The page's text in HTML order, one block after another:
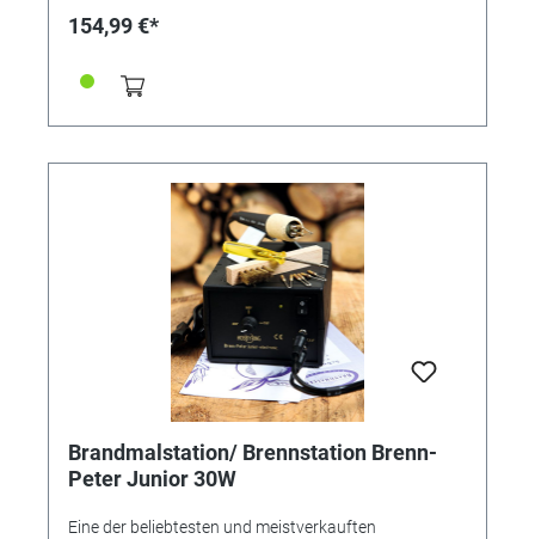
154,99 €*
Brandmalstation/ Brennstation Brenn-
Peter Junior 30W
Eine der beliebtesten und meistverkauften